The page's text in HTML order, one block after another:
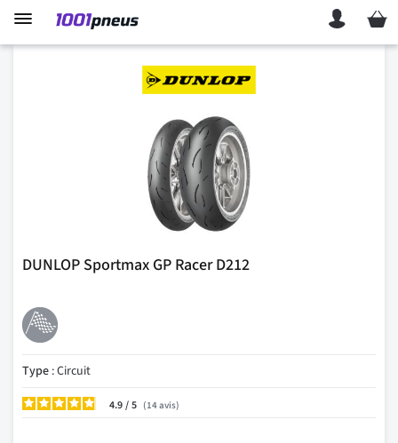
Mon
DUNLOP Sportmax GP Racer D212
Type : Circuit
4.9/ 14avis